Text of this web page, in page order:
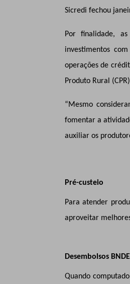
Sicredi fechou
Por finalidade,
investimentos
operações de
Produto Rural
“Mesmo
fomentar a
auxiliar os
Pré-custeio
Para atender
aproveitar
Desembolsos
Quando